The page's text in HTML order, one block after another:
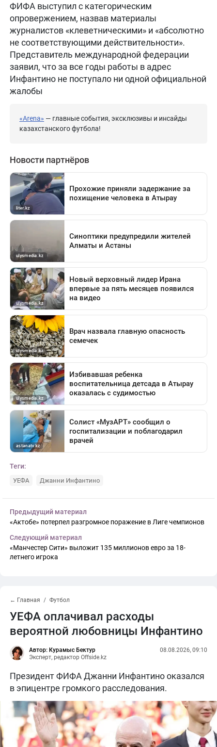
ФИФА выступил с категорическим
опровержением, назвав материалы
журналистов «клеветническими» и «абсолютно
не соответствующими действительности».
Представитель международной федерации
заявил, что за все годы работы в адрес
Инфантино не поступало ни одной официальной
жалобы
«Arena» — главные события, эксклюзивы и инсайды
казахстанского футбола!
Теги:
УЕФА Джанни Инфантино
Предыдущий материал
«Актобе» потерпел разгромное поражение в Лиге чемпионов
Следующий материал
«Манчестер Сити» выложит 135 миллионов евро за 18-
летнего игрока
← Главная Футбол
УЕФА оплачивал расходы
вероятной любовницы Инфантино
Автор: Курамыс Бектур
Эксперт, редактор Offside.kz
08.08.2026, 09:10
Президент ФИФА Джанни Инфантино оказался
в эпицентре громкого расследования.